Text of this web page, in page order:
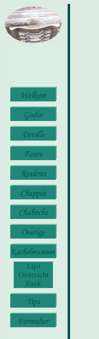
Lijst
Overzicht
Zoek